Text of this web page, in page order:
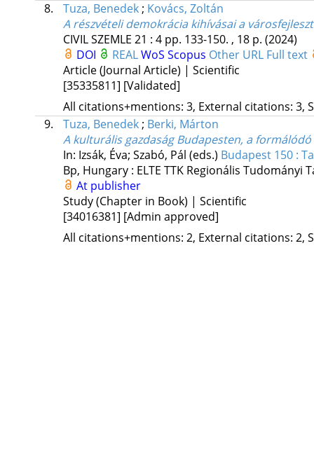
8.
Tuza, Benedek; Kovács, Zoltán
A részvételi demokrácia kihívásai a
CIVIL SZEMLE 21 : 4 pp. 133-150. , 18 p. (2024)
DOI
REALWoS Scopus Other URL Full text
Article (Journal Article) | Scientific
[35335811] [Validated]
All citations+mentions: 3, External citations: 3,
9.
Tuza, Benedek; Berki, Márton
A kulturális gazdaság Budapesten, a
In: Izsák, Éva; Szabó, Pál (eds.) Budapest 150 :
Bp, Hungary : ELTE TTK Regionális Tudományi
At publisher
Study (Chapter in Book) | Scientific
[34016381] [Admin approved]
All citations+mentions: 2, External citations: 2,